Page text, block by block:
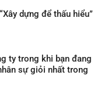
dựng để thấu hiểu”
ty trong khi bạn đang
sự giỏi nhất trong